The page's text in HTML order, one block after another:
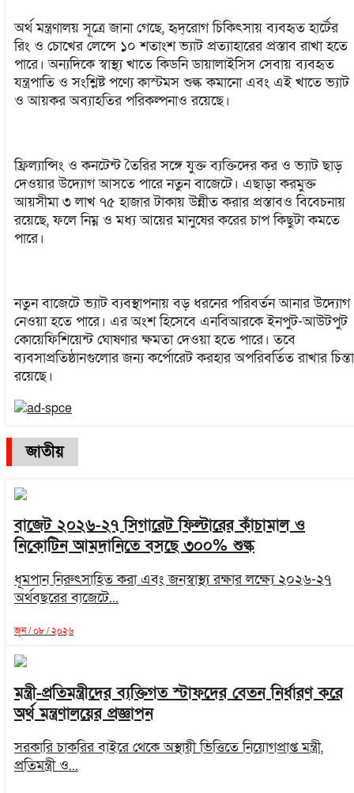
অর্থ মন্ত্রণালয় সূত্রে জানা গেছে, হৃদ্‌রোগ চিকিৎসায় ব্যবহৃত হার্টের
রিং ও চোখের লেন্সে ১০ শতাংশ ভ্যাট প্রত্যাহারের প্রস্তাব রাখা হতে
পারে। অন্যদিকে স্বাস্থ্য খাতে কিডনি ডায়ালাইসিস সেবায় ব্যবহৃত
যন্ত্রপাতি ও সংশ্লিষ্ট পণ্যে কাস্টমস শুল্ক কমানো এবং এই খাতে ভ্যাট
ও আয়কর অব্যাহতির পরিকল্পনাও রয়েছে।
ফ্রিল্যান্সিং ও কনটেন্ট তৈরির সঙ্গে যুক্ত ব্যক্তিদের কর ও ভ্যাট ছাড়
দেওয়ার উদ্যোগ আসতে পারে নতুন বাজেটে। এছাড়া করমুক্ত
আয়সীমা ৩ লাখ ৭৫ হাজার টাকায় উন্নীত করার প্রস্তাবও বিবেচনায়
রয়েছে, ফলে নিম্ন ও মধ্য আয়ের মানুষের করের চাপ কিছুটা কমতে
পারে।
নতুন বাজেটে ভ্যাট ব্যবস্থাপনায় বড় ধরনের পরিবর্তন আনার উদ্যোগ
নেওয়া হতে পারে। এর অংশ হিসেবে এনবিআরকে ইনপুট-আউটপুট
কোয়েফিশিয়েন্ট ঘোষণার ক্ষমতা দেওয়া হতে পারে। তবে
ব্যবসাপ্রতিষ্ঠানগুলোর জন্য কর্পোরেট করহার অপরিবর্তিত রাখার চিন্তা
রয়েছে।
জাতীয়
বাজেট ২০২৬-২৭ সিগারেট ফিল্টারের কাঁচামাল ও
নিকোটিন আমদানিতে বসছে ৩০০% শুল্ক
ধূমপান নিরুৎসাহিত করা এবং জনস্বাস্থ্য রক্ষার লক্ষ্যে ২০২৬-২৭
অর্থবছরের বাজেটে...
জুন / ০৮ / ২০২৬
মন্ত্রী-প্রতিমন্ত্রীদের ব্যক্তিগত স্টাফদের বেতন নির্ধারণ করে
অর্থ মন্ত্রণালয়ের প্রজ্ঞাপন
সরকারি চাকরির বাইরে থেকে অস্থায়ী ভিত্তিতে নিয়োগপ্রাপ্ত মন্ত্রী,
প্রতিমন্ত্রী ও...